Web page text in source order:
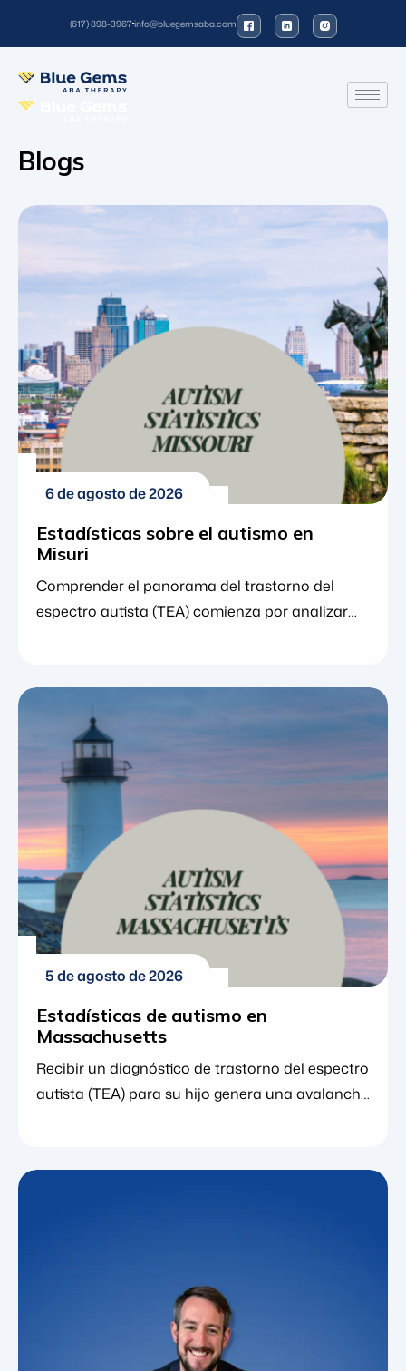
(617) 898-3967info@bluegemsaba.com
Blogs
6 de agosto de 2026
Estadísticas sobre el autismo en
Misuri
Comprender el panorama del trastorno del
espectro autista (TEA) comienza por analizar
específicas del estado ofrecen mucho más que
simples puntos de datos: revelan cómo está
mejorando la detección temprana, cómo se
está expandiendo el acceso a la atención y
dónde pueden encontrar las familias un apoyo
comunitario crucial. Los datos de los Centros
[...]
5 de agosto de 2026
Estadísticas de autismo en
Massachusetts
Recibir un diagnóstico de trastorno del espectro
autista (TEA) para su hijo genera una avalancha
adecuados y comprender a la comunidad en
consistentemente que [...]